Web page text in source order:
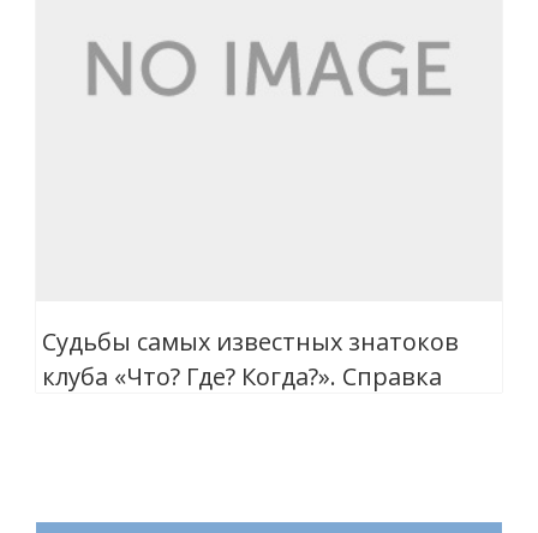
Судьбы самых известных знатоков
клуба «Что? Где? Когда?». Справка